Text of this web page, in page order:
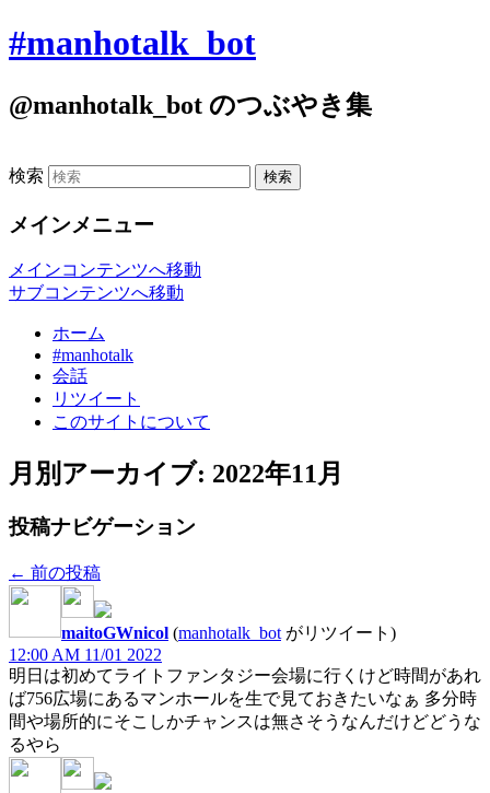
#manhotalk_bot
@manhotalk_bot のつぶやき集
検索
メインメニュー
メインコンテンツへ移動
サブコンテンツへ移動
ホーム
#manhotalk
会話
リツイート
このサイトについて
月別アーカイブ: 2022年11月
投稿ナビゲーション
← 前の投稿
maitoGWnicol (manhotalk_bot がリツイート)
12:00 AM 11/01 2022
明日は初めてライトファンタジー会場に行くけど時間があれ
ば756広場にあるマンホールを生で見ておきたいなぁ 多分時
間や場所的にそこしかチャンスは無さそうなんだけどどうな
るやら